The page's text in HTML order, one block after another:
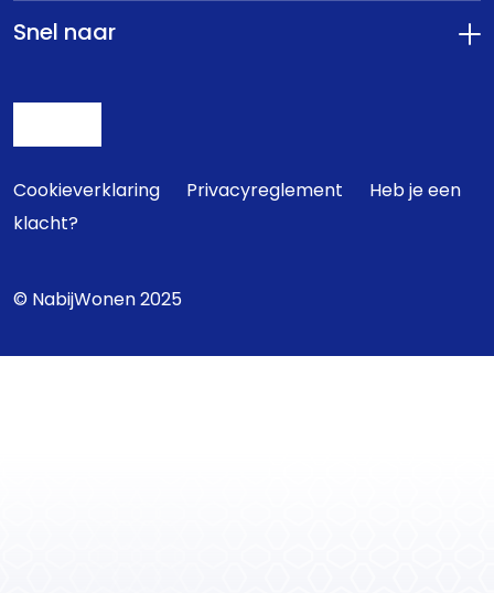
Snel naar
Cookieverklaring Privacyreglement
Heb je een
klacht?
© NabijWonen 2025